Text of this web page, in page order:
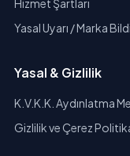
Hizmet Şartları
Yasal Uyarı / Marka
Yasal & Gizlilik
K.V.K.K. Aydınlatma
Gizlilik ve Çerez